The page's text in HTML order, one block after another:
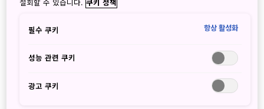
에서 배포합니다. 또한 전국에서 모집된 다양한 지역별 관광
컨텐츠를 웹 사이트와 SNS를 통해 발신하여, 향후 일본 프로
모션에서 폭넓게 활용할 계획 입니다.
필수 쿠키 항상 활성화
성능 관련 쿠키
광고 쿠키